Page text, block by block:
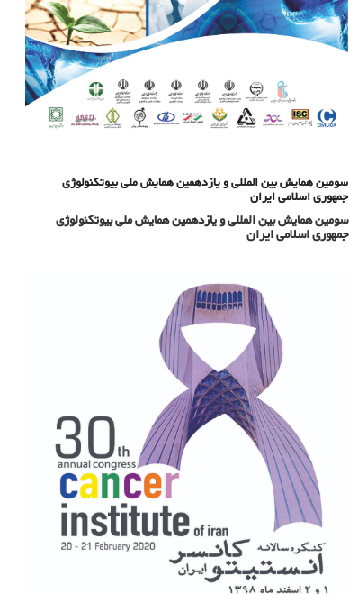
سومین همایش بین المللی و یازدهمین همایش ملی بیوتکنولوژی
جمهوری اسلامی ایران
سومین همایش بین المللی و یازدهمین همایش ملی بیوتکنولوژی
جمهوری اسلامی ایران